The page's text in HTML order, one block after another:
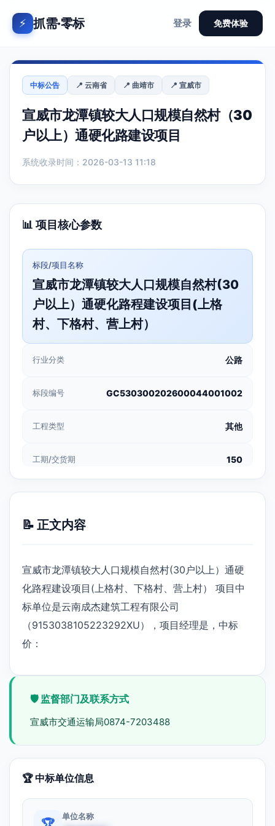
⚡ 抓需·零标 登录 免费体验
中标公告 📍 云南省 📍 曲靖市 📍 宣威市
宣威市龙潭镇较大人口规模自然村（30
户以上）通硬化路建设项目
系统收录时间：2026-03-13 11:18
📊 项目核心参数
标段/项目名称
宣威市龙潭镇较大人口规模自然村(30
户以上）通硬化路程建设项目(上格
村、下格村、营上村）
行业分类 公路
标段编号 GC530300202600044001002
工程类型 其他
工期/交货期 150
📝 正文内容
宣威市龙潭镇较大人口规模自然村(30户以上）通硬
化路程建设项目(上格村、下格村、营上村） 项目中
标单位是云南成杰建筑工程有限公司
（9153038105223292XU），项目经理是，中标
价：
🛡️ 监督部门及联系方式
宣威市交通运输局0874-7203488
🏆 中标单位信息
单位名称